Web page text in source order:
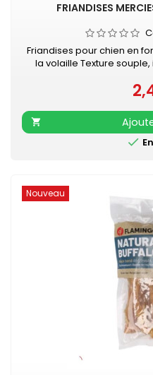
FRIANDISES
Friandises pour chien en
la volaille Texture
Prix


Nouveau